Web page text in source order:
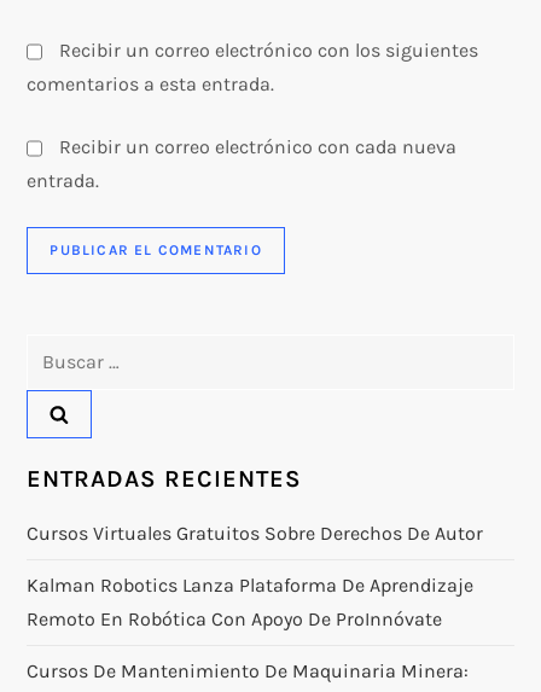
Recibir un correo electrónico con los siguientes
comentarios a esta entrada.
Recibir un correo electrónico con cada nueva
entrada.
ENTRADAS RECIENTES
Cursos Virtuales Gratuitos Sobre Derechos De Autor
Kalman Robotics Lanza Plataforma De Aprendizaje
Remoto En Robótica Con Apoyo De ProInnóvate
Cursos De Mantenimiento De Maquinaria Minera: